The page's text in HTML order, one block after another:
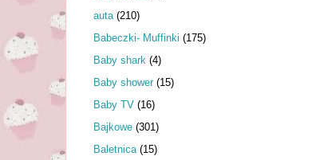
auta (210)
Babeczki- Muffinki (175)
Baby shark (4)
Baby shower (15)
Baby TV (16)
Bajkowe (301)
Baletnica (15)